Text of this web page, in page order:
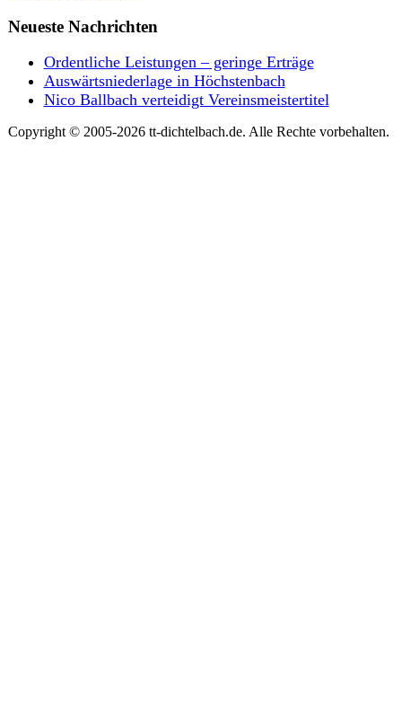
Neueste Nachrichten
Ordentliche Leistungen – geringe Erträge
Auswärtsniederlage in Höchstenbach
Nico Ballbach verteidigt Vereinsmeistertitel
Copyright © 2005-2026 tt-dichtelbach.de. Alle Rechte vorbehalten.